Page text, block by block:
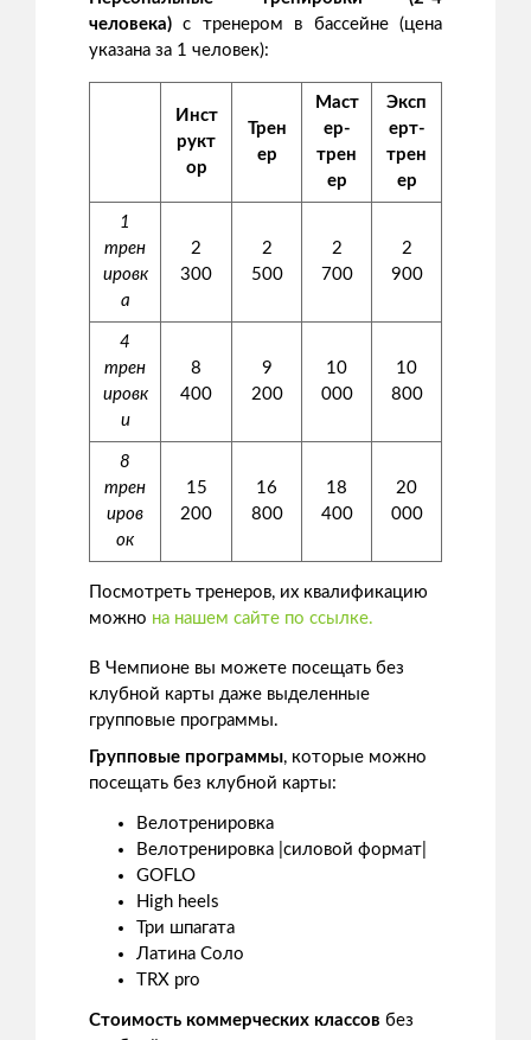
человека) с тренером в бассейне (цена
указана за 1 человек):
Инст
рукт
ор
Трен
ер
Маст
ер-
трен
ер
Эксп
ерт-
трен
ер
1
трен
ировк
а
2
300
2
500
2
700
2
900
4
трен
ировк
и
8
400
9
200
10
000
10
800
8
трен
иров
ок
15
200
16
800
18
400
20
000
Посмотреть тренеров, их квалификацию
можно на нашем сайте по ссылке.
В Чемпионе вы можете посещать без
клубной карты даже выделенные
групповые программы.
Групповые программы, которые можно
посещать без клубной карты:
Велотренировка
Велотренировка |силовой формат|
GOFLO
High heels
Три шпагата
Латина Соло
TRX pro
Стоимость коммерческих классов без